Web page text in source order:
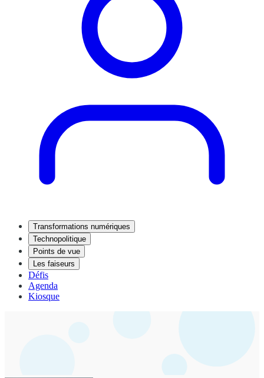
Transformations numériques
Technopolitique
Points de vue
Les faiseurs
Défis
Agenda
Kiosque